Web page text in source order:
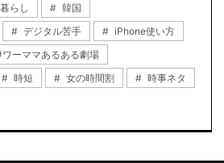
らし
韓国
デジタル苦手
iPhone使い方
ーママあるある劇場
時短 女の時間割
時事ネタ